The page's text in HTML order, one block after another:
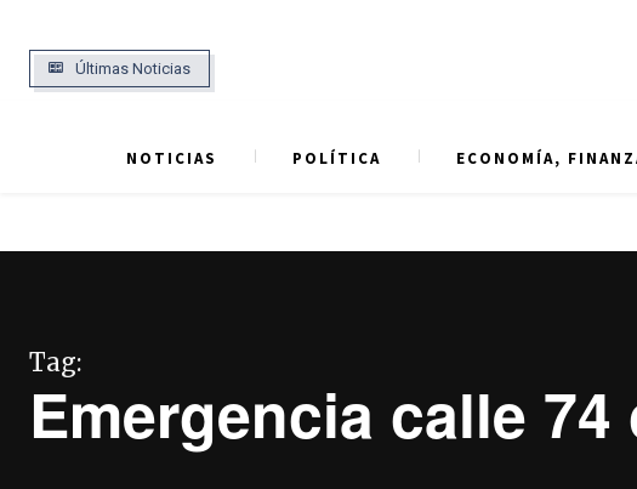
Últimas Noticias
NOTICIAS POLÍTICA ECONOMÍA,
Tag:
Emergencia calle